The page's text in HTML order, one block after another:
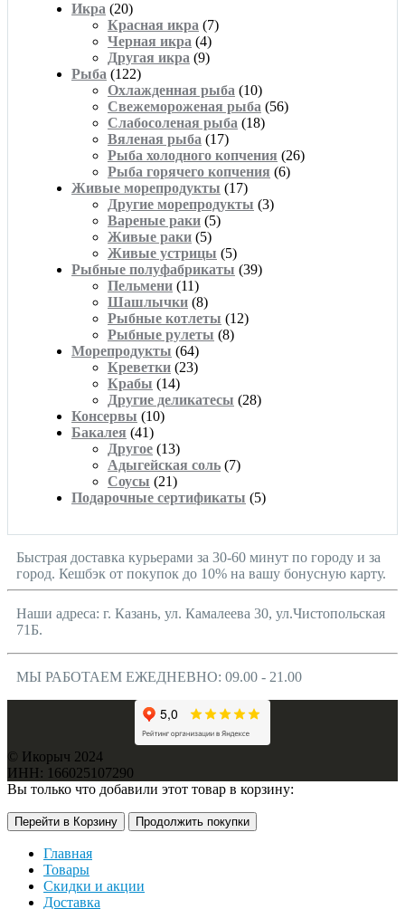
Икра (20)
Красная икра (7)
Черная икра (4)
Другая икра (9)
Рыба (122)
Охлажденная рыба (10)
Свежемороженая рыба (56)
Слабосоленая рыба (18)
Вяленая рыба (17)
Рыба холодного копчения (26)
Рыба горячего копчения (6)
Живые морепродукты (17)
Другие морепродукты (3)
Вареные раки (5)
Живые раки (5)
Живые устрицы (5)
Рыбные полуфабрикаты (39)
Пельмени (11)
Шашлычки (8)
Рыбные котлеты (12)
Рыбные рулеты (8)
Морепродукты (64)
Креветки (23)
Крабы (14)
Другие деликатесы (28)
Консервы (10)
Бакалея (41)
Другое (13)
Адыгейская соль (7)
Соусы (21)
Подарочные сертификаты (5)
Быстрая доставка курьерами за 30-60 минут по городу и за
город. Кешбэк от покупок до 10% на вашу бонусную карту.
Наши адреса: г. Казань, ул. Камалеева 30, ул.Чистопольская
71Б.
МЫ РАБОТАЕМ ЕЖЕДНЕВНО: 09.00 - 21.00
© Икорыч 2024
ИНН: 166025107290
Вы только что добавили этот товар в корзину:
Перейти в Корзину Продолжить покупки
Главная
Товары
Скидки и акции
Доставка